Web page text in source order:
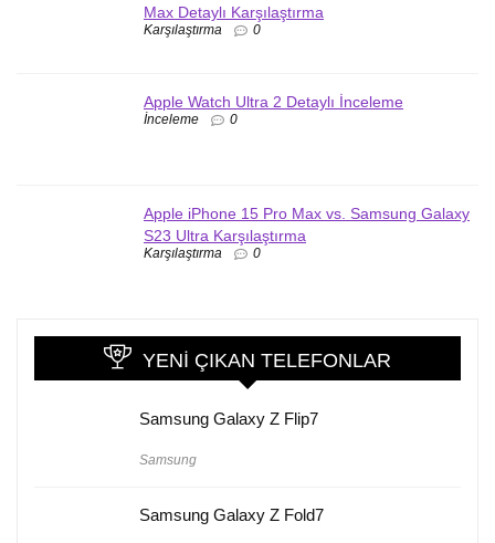
Max Detaylı Karşılaştırma
Karşılaştırma 0
Apple Watch Ultra 2 Detaylı İnceleme
İnceleme 0
Apple iPhone 15 Pro Max vs. Samsung Galaxy
S23 Ultra Karşılaştırma
Karşılaştırma 0
YENI ÇIKAN TELEFONLAR
Samsung Galaxy Z Flip7
Samsung
Samsung Galaxy Z Fold7